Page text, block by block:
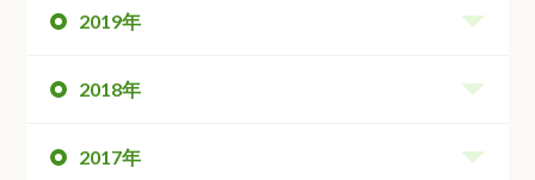
2019年
2018年
2017年